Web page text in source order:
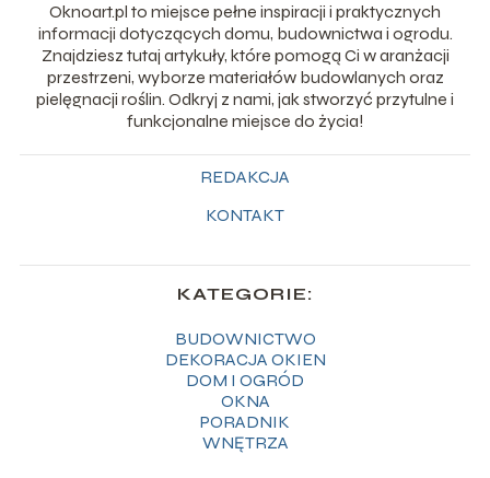
Oknoart.pl to miejsce pełne inspiracji i praktycznych
informacji dotyczących domu, budownictwa i ogrodu.
Znajdziesz tutaj artykuły, które pomogą Ci w aranżacji
przestrzeni, wyborze materiałów budowlanych oraz
pielęgnacji roślin. Odkryj z nami, jak stworzyć przytulne i
funkcjonalne miejsce do życia!
REDAKCJA
KONTAKT
KATEGORIE:
BUDOWNICTWO
DEKORACJA OKIEN
DOM I OGRÓD
OKNA
PORADNIK
WNĘTRZA